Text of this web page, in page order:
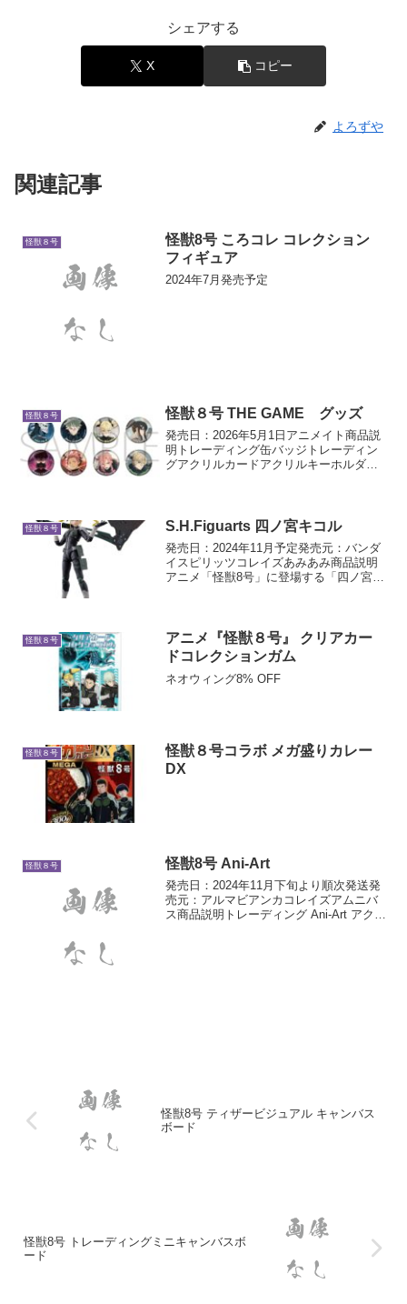
シェアする
X コピー
よろずや
関連記事
怪獣８号
怪獣8号 ころコレ コレクション
フィギュア
2024年7月発売予定
怪獣８号 怪獣８号 THE GAME グッズ
発売日：2026年5月1日アニメイト商品説
明トレーディング缶バッジトレーディン
グアクリルカードアクリルキーホルダー
怪獣８号 S.H.Figuarts 四ノ宮キコル
発売日：2024年11月予定発売元：バンダ
イスピリッツコレイズあみあみ商品説明
アニメ「怪獣8号」に登場する「四ノ宮キ
ズ】全高：約13...
怪獣８号
アニメ『怪獣８号』 クリアカー
ドコレクションガム
ネオウィング8% OFF
怪獣８号
怪獣８号コラボ メガ盛りカレー
DX
怪獣８号 怪獣8号 Ani-Art
発売日：2024年11月下旬より順次発送発
売元：アルマビアンカコレイズアムニバ
ス商品説明トレーディング Ani-Art アクリ
怪獣8号 ティザービジュアル キャンバス
ボード
怪獣8号 トレーディングミニキャンバスボ
ード